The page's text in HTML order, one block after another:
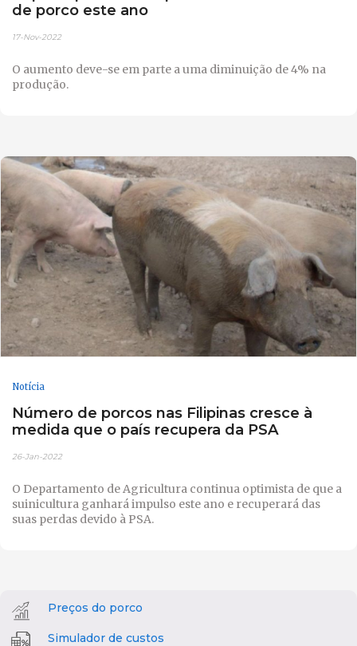
de porco este ano
17-Nov-2022
O aumento deve-se em parte a uma diminuição de 4% na
produção.
Notícia
Número de porcos nas Filipinas cresce à
medida que o país recupera da PSA
26-Jan-2022
O Departamento de Agricultura continua optimista de que a
suinicultura ganhará impulso este ano e recuperará das
suas perdas devido à PSA.
Preços do porco
Simulador de custos